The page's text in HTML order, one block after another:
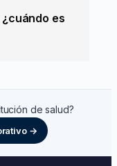
es
de salud?
→